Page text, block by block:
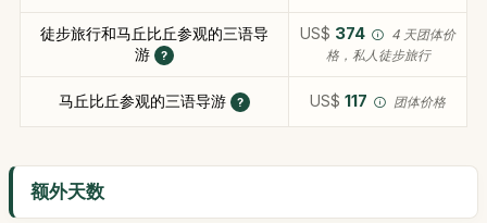
徒步旅行和马丘比丘参观的三语导
游
US$ 374
4 天团体价
格，私人徒步旅行
马丘比丘参观的三语导游 US$ 117 团体价格
额外天数